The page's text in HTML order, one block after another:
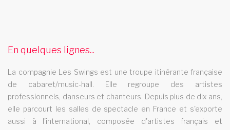
cabaret cergy
Le cabaret Les Swings se deplace dans la ville de cergy
spectacle de danse martinique
Les Swings vous propose un spectacle de danse
professionnel et se deplace dans la region martinique
En quelques lignes...
La compagnie Les Swings est une troupe itinérante française
de cabaret/music-hall. Elle regroupe des artistes
professionnels, danseurs et chanteurs. Depuis plus de dix ans,
elle parcourt les salles de spectacle en France et s'exporte
aussi à l'international, composée d'artistes français et